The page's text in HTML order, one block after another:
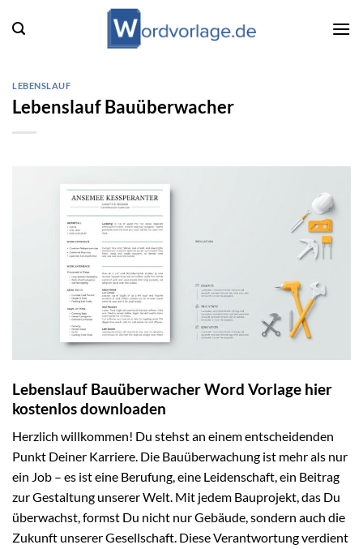
Inhalt
LEBENSLAUF
Lebenslauf Bauüberwacher
Lebenslauf Bauüberwacher Word Vorlage hier
kostenlos downloaden
Herzlich willkommen! Du stehst an einem entscheidenden
Punkt Deiner Karriere. Die Bauüberwachung ist mehr als nur
ein Job – es ist eine Berufung, eine Leidenschaft, ein Beitrag
zur Gestaltung unserer Welt. Mit jedem Bauprojekt, das Du
überwachst, formst Du nicht nur Gebäude, sondern auch die
Zukunft unserer Gesellschaft. Diese Verantwortung verdient